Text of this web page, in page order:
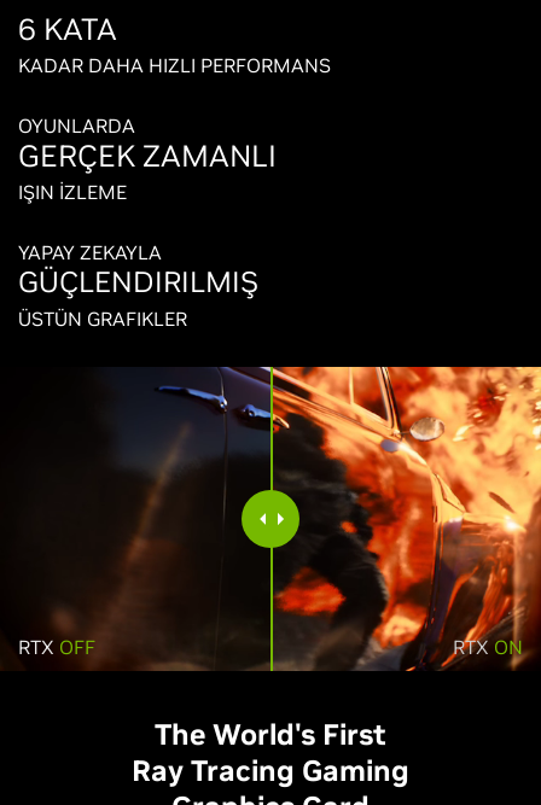
6 KATA
KADAR DAHA HIZLI PERFORMANS
OYUNLARDA
GERÇEK ZAMANLI
IŞIN İZLEME
YAPAY ZEKAYLA
GÜÇLENDIRILMIŞ
ÜSTÜN GRAFIKLER
RTX ON
RTX OFF
The World's First
Ray Tracing Gaming